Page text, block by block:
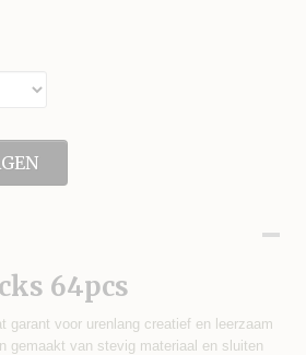
64pcs
garant voor urenlang creatief en leerzaam
gemaakt van stevig materiaal en sluiten